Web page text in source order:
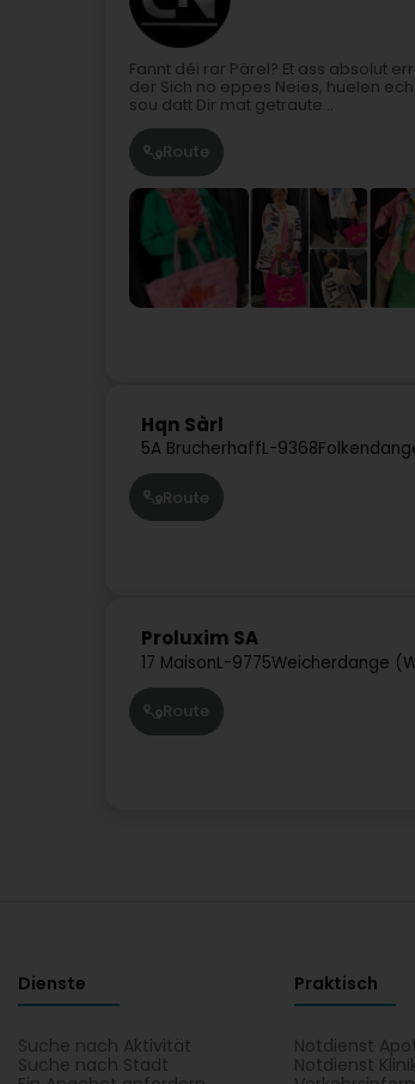
Fannt déi rar Pärel? Et ass absolut
der Sich no eppes Neies, huelen
sou datt Dir mat getraute...
Route
Hqn Sàrl
5A BrucherhaffL-9368
Route
Proluxim SA
17 MaisonL-9775Weicherdange
Route
Dienste
Suche nach Aktivität
Suche nach Stadt
Praktisch
Notdienst
Notdienst